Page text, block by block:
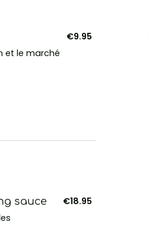
et le marché
€9.95
sauce
€18.95